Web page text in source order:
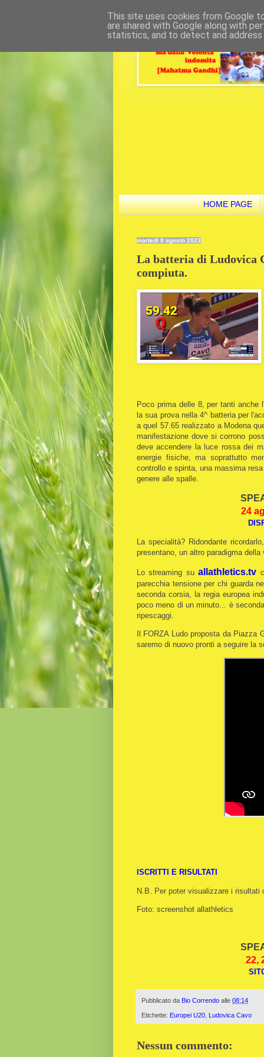
HOME PAGE
martedì 8 agosto 2023
La batteria di Ludovica
compiuta.
Poco prima delle 8, per tanti anche
la sua prova nella 4^ batteria per
a quel 57.65 realizzato a Modena
manifestazione dove si corrono
deve accendere la luce rossa dei
energie fisiche, ma soprattutto
controllo e spinta, una massima
genere alle spalle.
24
La specialità? Ridondante
presentano, un altro paradigma della
Lo streaming suallathletics.tv
parecchia tensione per chi guarda
seconda corsia, la regia europea
poco meno di un minuto... è
ripescaggi.
Il FORZA Ludo proposta da
saremo di nuovo pronti a seguire la
ISCRITTI E RISULTATI
N.B. Per poter visualizzare i risultati
Foto: screenshot allathletics
22,
Pubblicato da Bio Correndo alle 08:14
Etichette: Europei U20 Ludovica Cavo
Nessun commento:
This site uses cookies from Google
are shared with Google along with
statistics, and to detect and address